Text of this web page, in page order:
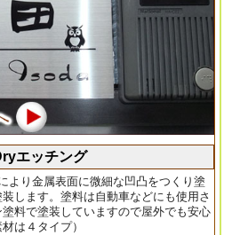
エッチング
より金属表面に微細な凹凸をつくり塗
します。塗料は自動車などにも使用さ
料で塗装していますので屋外でも安心
は４タイプ）